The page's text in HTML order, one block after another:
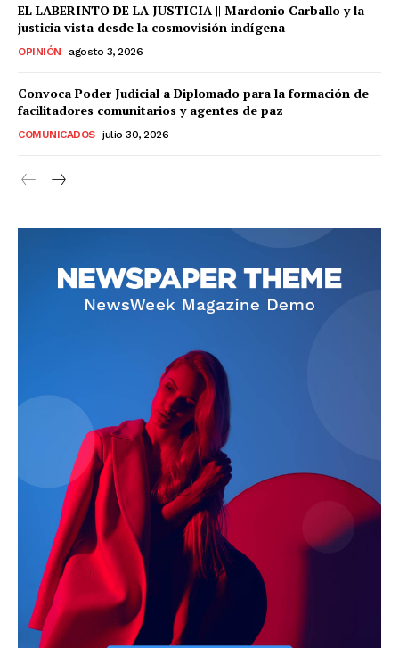
EL LABERINTO DE LA JUSTICIA || Mardonio Carballo y la
justicia vista desde la cosmovisión indígena
OPINIÓN agosto 3, 2026
Convoca Poder Judicial a Diplomado para la formación de
facilitadores comunitarios y agentes de paz
COMUNICADOS julio 30, 2026